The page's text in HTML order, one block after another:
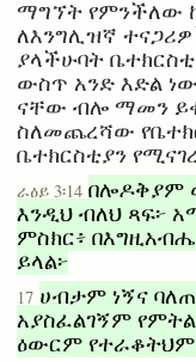
ማግኘት የምንችለው
ለእንግሊዝኛ
ያላችሁባት
ውስጥ አንድ እድል
ናቸው ብሎ ማመን
ስለመጨረሻው
ቤተክርስቲያን
ራዕይ 3፡14 በሎዶቅያም
እንዲህ ብለህ ጻፍ፦
ምስክር፥
ይላል፦
17 ሀብታም ነኝና
አያስፈልገኝም
ዕውርም